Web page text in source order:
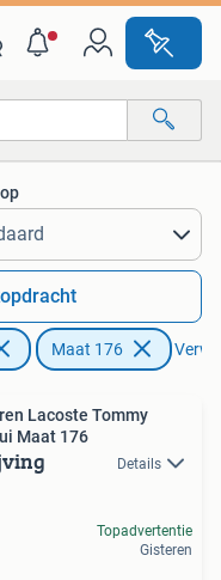
Maat 176
Lacoste Tommy
Maat 176
Details
Topadvertentie
Gisteren